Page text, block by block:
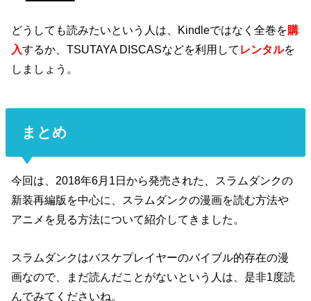
どうしても読みたいという人は、Kindleではなく全巻を購
入するか、TSUTAYA DISCASなどを利用して レンタルを
しましょう。
まとめ
今回は、2018年6月1日から発売された、スラムダンクの
新装再編版を中心に、スラムダンクの漫画を読む方法や
アニメを見る方法について紹介してきました。
スラムダンクはバスケプレイヤーのバイブル的存在の漫
画なので、まだ読んだことがないという人は、是非1度読
んでみてくださいね。